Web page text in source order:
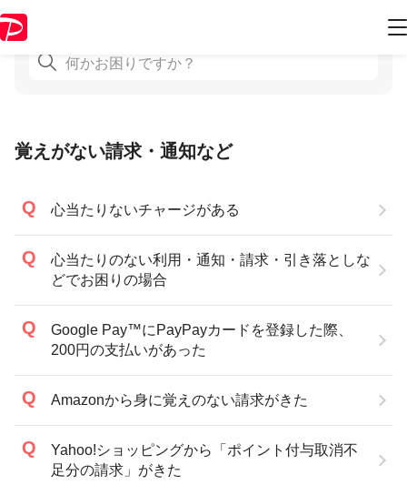
覚えがない請求・通知など
心当たりないチャージがある
心当たりのない利用・通知・請求・引き落としな
どでお困りの場合
Google Pay™にPayPayカードを登録した際、
200円の支払いがあった
Amazonから身に覚えのない請求がきた
Yahoo!ショッピングから「ポイント付与取消不
足分の請求」がきた